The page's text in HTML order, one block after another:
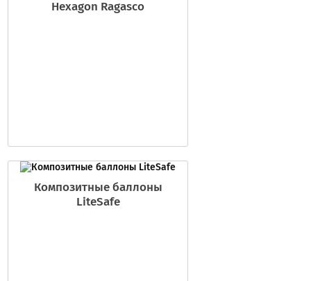
Hexagon Ragasco
Композитные баллоны
LiteSafe